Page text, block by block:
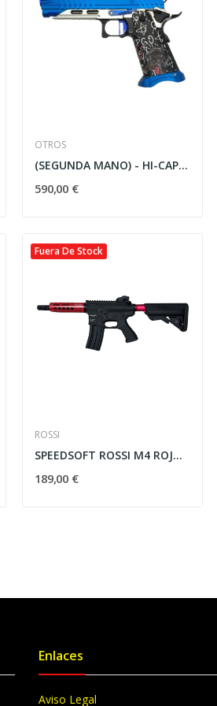
OTROS
(SEGUNDA MANO) - HI-CAPA CUSTOM AZUL
590,00 €
Fuera De Stock
ROSSI
SPEEDSOFT ROSSI M4 ROJO / T.R
189,00 €
Enlaces
Aviso Legal